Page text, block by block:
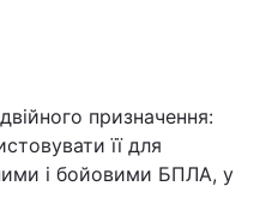
призначення:
її для
і бойовими БПЛА, у